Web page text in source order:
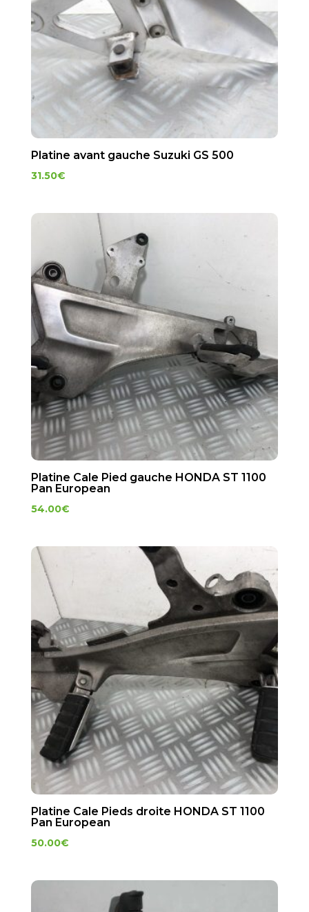
Platine avant gauche Suzuki GS 500
31.50€
Platine Cale Pied gauche HONDA ST 1100
Pan European
54.00€
Platine Cale Pieds droite HONDA ST 1100
Pan European
50.00€